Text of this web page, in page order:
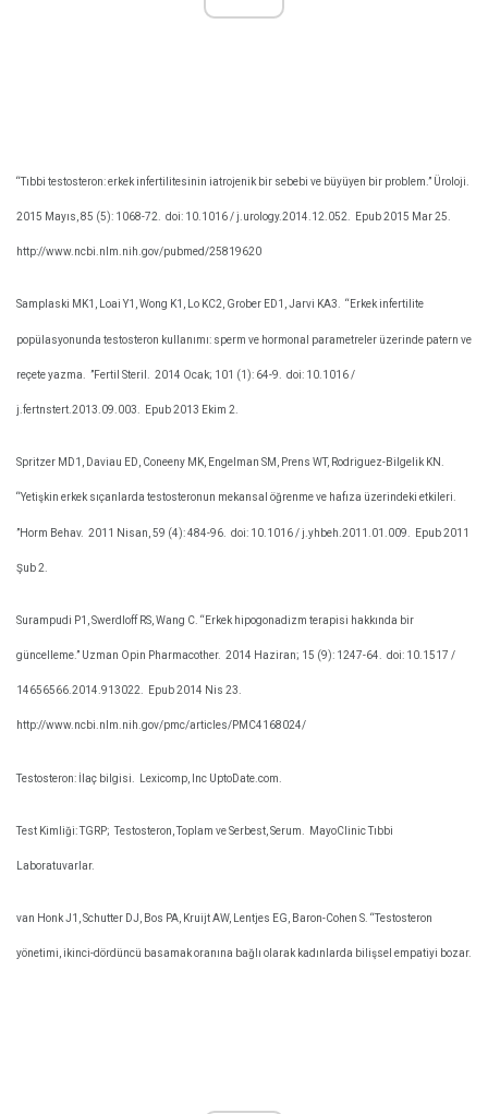
“Tıbbi testosteron: erkek infertilitesinin iatrojenik bir sebebi ve büyüyen bir problem.” Üroloji.
2015 Mayıs, 85 (5): 1068-72. doi: 10.1016 / j.urology.2014.12.052. Epub 2015 Mar 25.
http://www.ncbi.nlm.nih.gov/pubmed/25819620
Samplaski MK1, Loai Y1, Wong K1, Lo KC2, Grober ED1, Jarvi KA3. “Erkek infertilite
popülasyonunda testosteron kullanımı: sperm ve hormonal parametreler üzerinde patern ve
reçete yazma. ”Fertil Steril. 2014 Ocak; 101 (1): 64-9. doi: 10.1016 /
j.fertnstert.2013.09.003. Epub 2013 Ekim 2.
Spritzer MD1, Daviau ED, Coneeny MK, Engelman SM, Prens WT, Rodriguez-Bilgelik KN.
“Yetişkin erkek sıçanlarda testosteronun mekansal öğrenme ve hafıza üzerindeki etkileri.
”Horm Behav. 2011 Nisan, 59 (4): 484-96. doi: 10.1016 / j.yhbeh.2011.01.009. Epub 2011
Şub 2.
Surampudi P1, Swerdloff RS, Wang C. “Erkek hipogonadizm terapisi hakkında bir
güncelleme.” Uzman Opin Pharmacother. 2014 Haziran; 15 (9): 1247-64. doi: 10.1517 /
14656566.2014.913022. Epub 2014 Nis 23.
http://www.ncbi.nlm.nih.gov/pmc/articles/PMC4168024/
Testosteron: İlaç bilgisi. Lexicomp, Inc UptoDate.com.
Test Kimliği: TGRP; Testosteron, Toplam ve Serbest, Serum. MayoClinic Tıbbi
Laboratuvarlar.
van Honk J1, Schutter DJ, Bos PA, Kruijt AW, Lentjes EG, Baron-Cohen S. “Testosteron
yönetimi, ikinci-dördüncü basamak oranına bağlı olarak kadınlarda bilişsel empatiyi bozar.